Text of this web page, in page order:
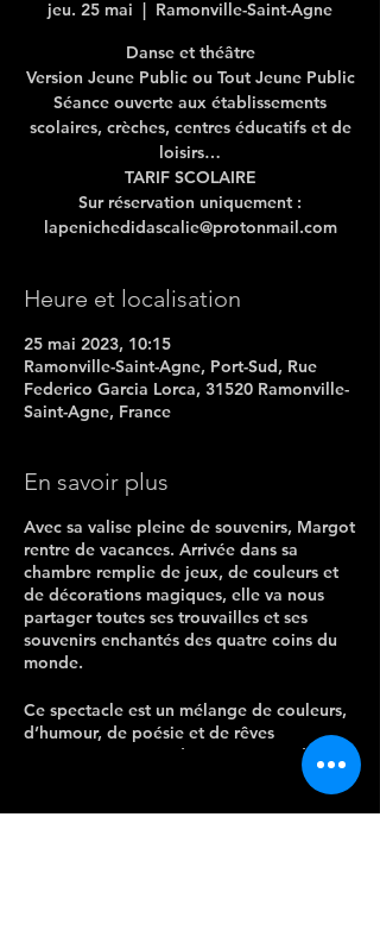
jeu. 25 mai
  |
Ramonville-Saint-Agne
Danse et théâtre
Version Jeune Public ou Tout Jeune Public
Séance ouverte aux établissements
scolaires, crèches, centres éducatifs et de
loisirs…
TARIF SCOLAIRE
Sur réservation uniquement :
lapenichedidascalie@protonmail.com
Heure et localisation
25 mai 2023, 10:15
Ramonville-Saint-Agne, Port-Sud, Rue
Federico Garcia Lorca, 31520 Ramonville-
Saint-Agne, France
En savoir plus
Avec sa valise pleine de souvenirs, Margot
rentre de vacances. Arrivée dans sa
chambre remplie de jeux, de couleurs et
de décorations magiques, elle va nous
partager toutes ses trouvailles et ses
souvenirs enchantés des quatre coins du
monde.
Ce spectacle est un mélange de couleurs,
d’humour, de poésie et de rêves
autour du mouvement dansé
que les enfants pourront partager avec
Margot et son amie féerique à la fin de